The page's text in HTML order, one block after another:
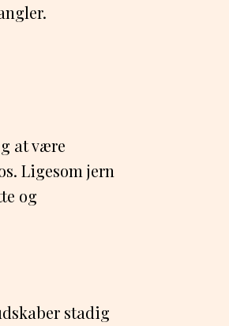
at være
Ligesom jern
og
stadig